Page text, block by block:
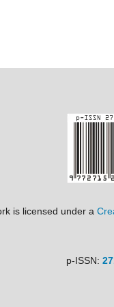
is licensed under a
p-ISSN: